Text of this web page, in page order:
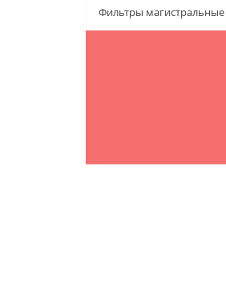
Фильтры магистральные